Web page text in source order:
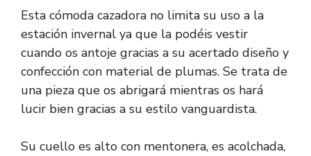
Esta cómoda cazadora no limita su uso a la
estación invernal ya que la podéis vestir
cuando os antoje gracias a su acertado diseño y
confección con material de plumas. Se trata de
una pieza que os abrigará mientras os hará
lucir bien gracias a su estilo vanguardista.
Su cuello es alto con mentonera, es acolchada,